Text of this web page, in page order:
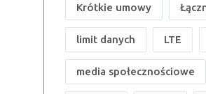
Krótkie umowy
limit danych LTE
media społecznościowe